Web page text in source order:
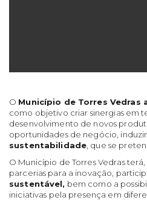
O Município de Torres Vedras
como objetivo criar sinergias em
desenvolvimento de novos
oportunidades de negócio,
sustentabilidade , que se
O Município de Torres Vedras
parcerias para a inovação,
sustentável, bem como a
iniciativas pela presença em